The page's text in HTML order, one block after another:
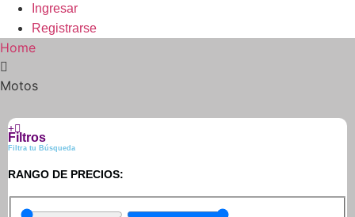
Ingresar
Registrarse
Home
Motos
Filtros
Filtra tu Búsqueda
RANGO DE PRECIOS: